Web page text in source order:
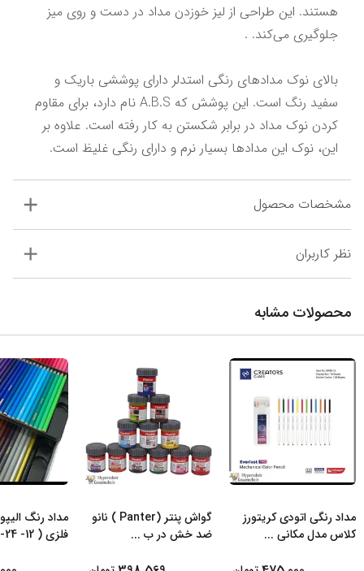
این، نوک این مدادها بسیار نرم و دارای رنگی غلیظ است.
مشخصات محصول
نظر کاربران
محصولات مشابه
مداد رنگی اتودی کریتورز
کلاس مدل مکانی ...
گواش پنتر (Panter ) نانو
ضد خش در ب ...
مداد رنگ
فلزی ( 12- 24- 3